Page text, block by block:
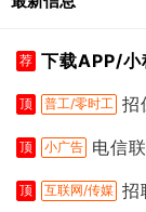
荐 下载APP/小
顶 普工/零时工 招
顶 小广告 电信
顶 互联网/传媒 招